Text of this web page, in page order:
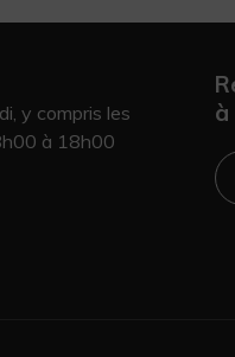
y compris les
à 18h00